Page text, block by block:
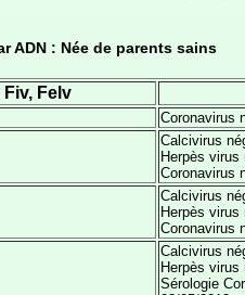
ADN : Née de parents sains
Felv
Coronavirus
Calcivirus
Herpès virus
Coronavirus
Calcivirus
Herpès virus
Coronavirus
Calcivirus
Herpès virus
Sérologie